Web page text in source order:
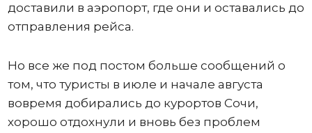
доставили в аэропорт, где они и оставались до
отправления рейса.
Но все же под постом больше сообщений о
том, что туристы в июле и начале августа
вовремя добирались до курортов Сочи,
хорошо отдохнули и вновь без проблем